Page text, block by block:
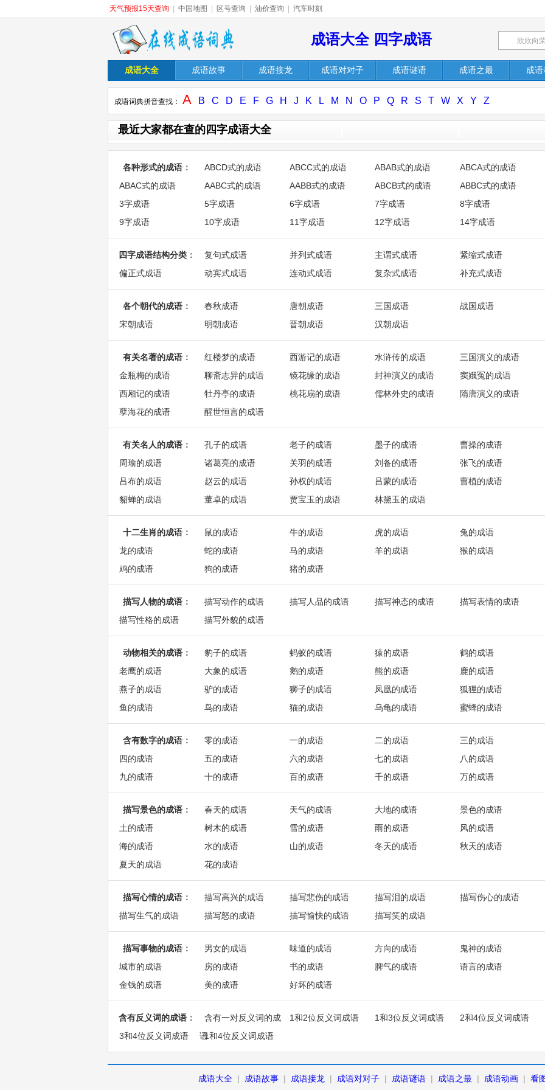
天气预报15天查询 中国地图 区号查询 油价查询 汽车时刻
成语大全 四字成语
成语大全 成语故事 成语接龙 成语对对子 成语谜语 成语之最 成
成语词典拼音查找： A B C D E F G H J K L M N O P Q R S T W X Y Z
最近大家都在查的四字成语大全
各种形式的成语 ： ABCD式的成语 ABCC式的成语 ABAB式的成语
ABCA式的成语
ABAC式的成语
AABC式的成语 AABB式的成语 ABCB式的成语
ABBC式的成语
3字成语
5字成语 6字成语 7字成语
8字成语
9字成语
10字成语 11字成语 12字成语 14字成语
四字成语结构分类 ： 复句式成语 并列式成语 主谓式成语
紧缩式成语
偏正式成语
动宾式成语 连动式成语 复杂式成语 补充式成语
各个朝代的成语 ： 春秋成语 唐朝成语 三国成语
战国成语
宋朝成语
明朝成语 晋朝成语 汉朝成语
有关名著的成语 ： 红楼梦的成语 西游记的成语 水浒传的成语
三国演义的成语
金瓶梅的成语
聊斋志异的成语 镜花缘的成语 封神演义的成语
窦娥冤的成语
西厢记的成语
牡丹亭的成语 桃花扇的成语 儒林外史的成语
隋唐演义的成语
孽海花的成语
醒世恒言的成语
有关名人的成语 ： 孔子的成语 老子的成语 墨子的成语
曹操的成语
周瑜的成语
诸葛亮的成语 关羽的成语 刘备的成语
张飞的成语
吕布的成语
赵云的成语 孙权的成语 吕蒙的成语
曹植的成语
貂蝉的成语
董卓的成语 贾宝玉的成语 林黛玉的成语
十二生肖的成语 ： 鼠的成语 牛的成语 虎的成语
兔的成语
龙的成语
蛇的成语 马的成语 羊的成语
猴的成语
鸡的成语
狗的成语 猪的成语
描写人物的成语 ： 描写动作的成语 描写人品的成语 描写神态的成语
描写表情的成语
描写性格的成语
描写外貌的成语
动物相关的成语 ： 豹子的成语 蚂蚁的成语 猿的成语
鹤的成语
老鹰的成语
大象的成语 鹅的成语 熊的成语
鹿的成语
燕子的成语
驴的成语 狮子的成语 凤凰的成语
狐狸的成语
鱼的成语
鸟的成语 猫的成语 乌龟的成语 蜜蜂的成语
含有数字的成语 ： 零的成语 一的成语 二的成语
三的成语
四的成语
五的成语 六的成语 七的成语
八的成语
九的成语
十的成语 百的成语 千的成语 万的成语
描写景色的成语 ： 春天的成语 天气的成语 大地的成语
景色的成语
土的成语
树木的成语 雪的成语 雨的成语
风的成语
海的成语
水的成语 山的成语 冬天的成语
秋天的成语
夏天的成语
花的成语
描写心情的成语 ： 描写高兴的成语 描写悲伤的成语 描写泪的成语
描写伤心的成语
描写生气的成语
描写怒的成语 描写愉快的成语 描写笑的成语
描写事物的成语 ： 男女的成语 味道的成语 方向的成语
鬼神的成语
城市的成语
房的成语 书的成语 脾气的成语
语言的成语
金钱的成语
美的成语 好坏的成语
含有反义词的成语 ：
含有一对反义词的成
语
1和2位反义词成语 1和3位反义词成语
2和4位反义词成语
3和4位反义词成语
1和4位反义词成语
成语大全 | 成语故事 | 成语接龙 | 成语对对子 | 成语谜语 | 成语之最 | 成语动画 | 看